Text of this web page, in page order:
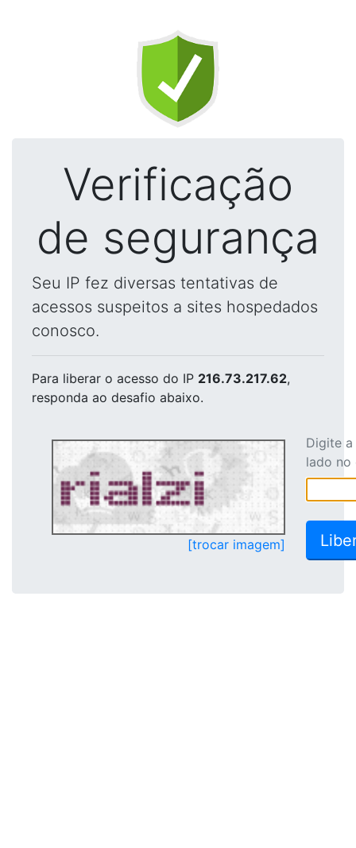
Verificação
de segurança
Seu IP fez diversas tentativas de
acessos suspeitos a sites hospedados
conosco.
Para liberar o acesso do IP 216.73.217.62,
responda ao desafio abaixo.
[trocar imagem]
Digite
lado no